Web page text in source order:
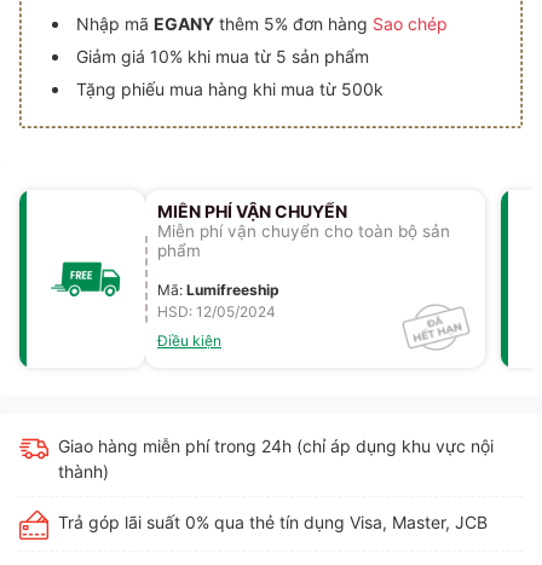
Nhập mã EGANYthêm 5% đơn hàng Sao chép
Giảm giá 10% khi mua từ 5 sản phẩm
Tặng phiếu mua hàng khi mua từ 500k
MIỄN PHÍ VẬN CHUYỂN
Miễn phí vận chuyển cho toàn bộ sản
phẩm
Mã: Lumifreeship
HSD: 12/05/2024
Điều kiện
Giao hàng miễn phí trong 24h (chỉ áp dụng khu vực nội
thành)
Trả góp lãi suất 0% qua thẻ tín dụng Visa, Master, JCB